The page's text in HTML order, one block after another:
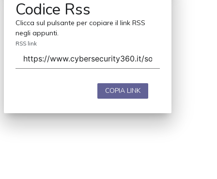
Codice Rss
Clicca sul pulsante per copiare il link RSS
negli appunti.
RSS link
COPIA LINK